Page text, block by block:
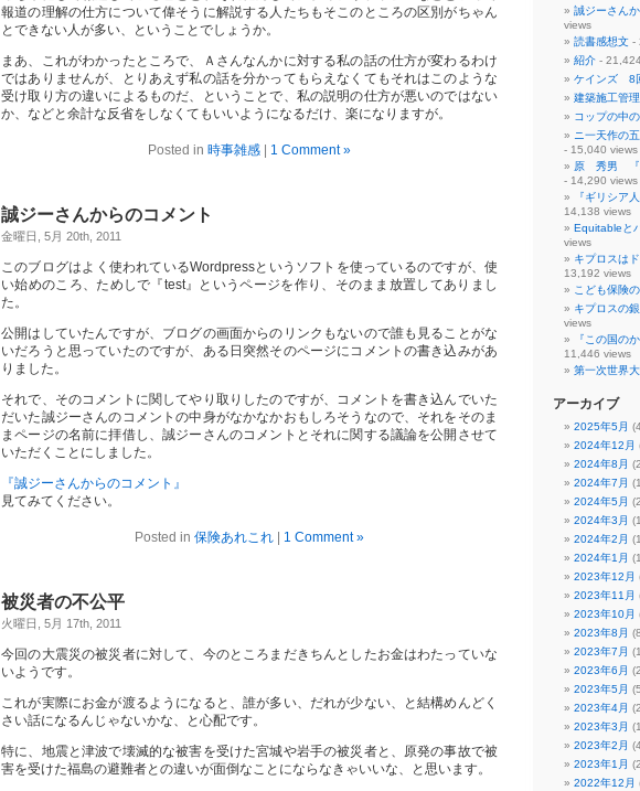
報道の理解の仕方について偉そうに解説する人たちもそこのところの区別がちゃん
とできない人が多い、ということでしょうか。
まあ、これがわかったところで、Ａさんなんかに対する私の話の仕方が変わるわけ
ではありませんが、とりあえず私の話を分かってもらえなくてもそれはこのような
受け取り方の違いによるものだ、ということで、私の説明の仕方が悪いのではない
か、などと余計な反省をしなくてもいいようになるだけ、楽になりますが。
Posted in 時事雑感 1 Comment »
誠ジーさんからのコメント
金曜日, 5月 20th, 2011
このブログはよく使われているWordpressというソフトを使っているのですが、使
い始めのころ、ためしで『test』というページを作り、そのまま放置してありまし
た。
公開はしていたんですが、ブログの画面からのリンクもないので誰も見ることがな
いだろうと思っていたのですが、ある日突然そのページにコメントの書き込みがあ
りました。
それで、そのコメントに関してやり取りしたのですが、コメントを書き込んでいた
だいた誠ジーさんのコメントの中身がなかなかおもしろそうなので、それをそのま
まページの名前に拝借し、誠ジーさんのコメントとそれに関する議論を公開させて
いただくことにしました。
『誠ジーさんからのコメント』
見てみてください。
Posted in 保険あれこれ 1 Comment »
被災者の不公平
火曜日, 5月 17th, 2011
今回の大震災の被災者に対して、今のところまだきちんとしたお金はわたっていな
いようです。
これが実際にお金が渡るようになると、誰が多い、だれが少ない、と結構めんどく
さい話になるんじゃないかな、と心配です。
特に、地震と津波で壊滅的な被害を受けた宮城や岩手の被災者と、原発の事故で被
害を受けた福島の避難者との違いが面倒なことにならなきゃいいな、と思います。
誠ジーさん
views
読書感想文 -
紹介 -
ケインズ 8
建築施工管
コップの中
ニ一天作の
- 15,040 views
原 秀男 『
- 14,290 views
『ギリシア
14,138 views
Equitableと
views
キプロスは
13,192 views
こども保険
キプロスの
views
『この国の
11,446 views
第一次世界
アーカイブ
2025年5月
2024年12月
2024年8月
2024年7月
2024年5月
2024年3月
2024年2月
2024年1月
2023年12月
2023年11月
2023年10月
2023年8月
2023年7月
2023年6月
2023年5月
2023年4月
2023年3月
2023年2月
2023年1月
2022年12月